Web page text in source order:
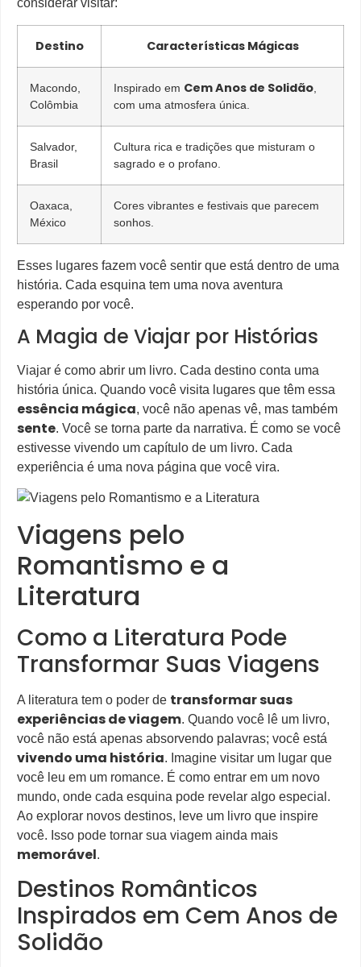
considerar visitar:
Destino Características Mágicas
Macondo,
Colômbia
Inspirado em Cem Anos de Solidão
com uma atmosfera única.
Salvador,
Brasil
Cultura rica e tradições que misturam o
sagrado e o profano.
Oaxaca,
México
Cores vibrantes e festivais que parecem
sonhos.
Esses lugares fazem você sentir que está dentro de uma
história. Cada esquina tem uma nova aventura
esperando por você.
A Magia de Viajar por Histórias
Viajar é como abrir um livro. Cada destino conta uma
história única. Quando você visita lugares que têm essa
essência mágica, você não apenas vê, mas também
sente. Você se torna parte da narrativa. É como se você
estivesse vivendo um capítulo de um livro. Cada
experiência é uma nova página que você vira.
Viagens pelo
Romantismo e a
Literatura
Como a Literatura Pode
Transformar Suas Viagens
A literatura tem o poder de transformar suas
experiências de viagem. Quando você lê um livro,
você não está apenas absorvendo palavras; você está
vivendo uma história. Imagine visitar um lugar que
você leu em um romance. É como entrar em um novo
mundo, onde cada esquina pode revelar algo especial.
Ao explorar novos destinos, leve um livro que inspire
você. Isso pode tornar sua viagem ainda mais
memorável.
Destinos Românticos
Inspirados em Cem Anos de
Solidão